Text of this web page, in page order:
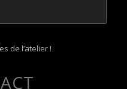
de l’atelier !